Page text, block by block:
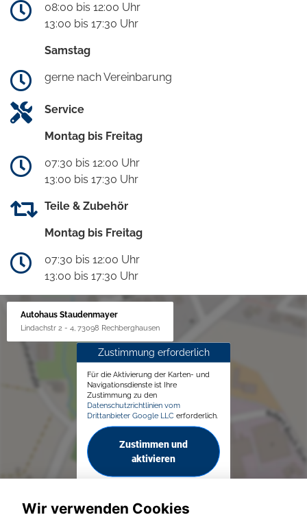
08:00 bis 12:00 Uhr
13:00 bis 17:30 Uhr
Samstag
gerne nach Vereinbarung
Service
Montag bis Freitag
07:30 bis 12:00 Uhr
13:00 bis 17:30 Uhr
Teile & Zubehör
Montag bis Freitag
07:30 bis 12:00 Uhr
13:00 bis 17:30 Uhr
Autohaus Staudenmayer
Lindachstr 2 - 4, 73098 Rechberghausen
Zustimmung erforderlich
Für die Aktivierung der Karten- und
Navigationsdienste ist Ihre
Zustimmung zu den
Datenschutzrichtlinien vom
Drittanbieter Google LLC erforderlich.
Zustimmen und
aktivieren
Wir verwenden Cookies